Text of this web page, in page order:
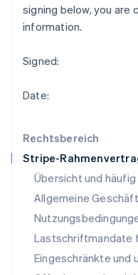
Rechtsbereich
Stripe-
Übersicht und
Allgemeine
Lastschriftmandate
Eingeschränkte
signing below, you are
information.
Signed:
Date:
Liechtenstein
Deutsch English
English
Malaysia
Malta
English
Mexiko
EspañolEnglish
Neuseeland
Niederlande
NederlandsEnglish
Norwegen
English